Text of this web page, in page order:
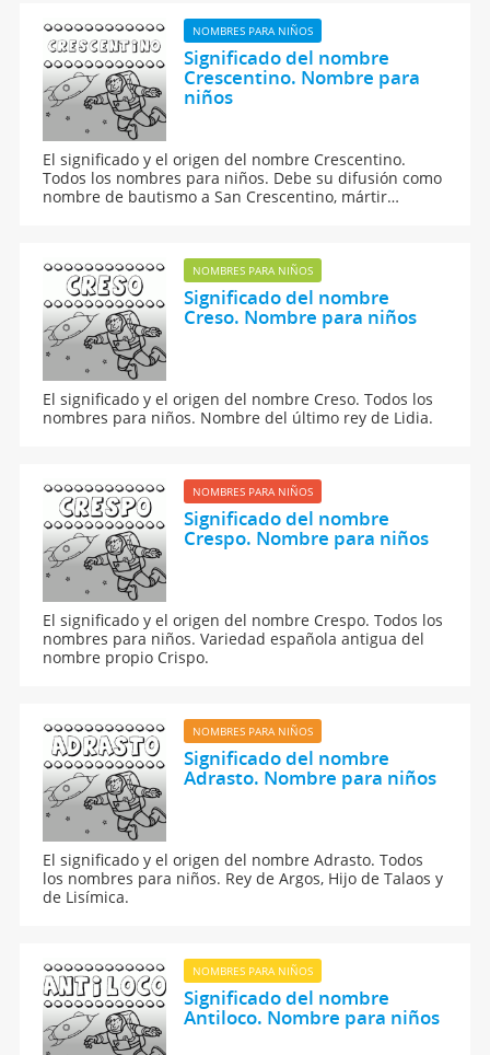
NOMBRES PARA NIÑOS
Significado del nombre
Crescentino. Nombre para
niños
El significado y el origen del nombre Crescentino.
Todos los nombres para niños. Debe su difusión como
nombre de bautismo a San Crescentino, mártir
NOMBRES PARA NIÑOS
Significado del nombre
Creso. Nombre para niños
El significado y el origen del nombre Creso. Todos los
nombres para niños. Nombre del último rey de Lidia.
NOMBRES PARA NIÑOS
Significado del nombre
Crespo. Nombre para niños
El significado y el origen del nombre Crespo. Todos los
nombres para niños. Variedad española antigua del
nombre propio Crispo.
NOMBRES PARA NIÑOS
Significado del nombre
Adrasto. Nombre para niños
El significado y el origen del nombre Adrasto. Todos
los nombres para niños. Rey de Argos, Hijo de Talaos y
de Lisímica.
NOMBRES PARA NIÑOS
Significado del nombre
Antiloco. Nombre para niños